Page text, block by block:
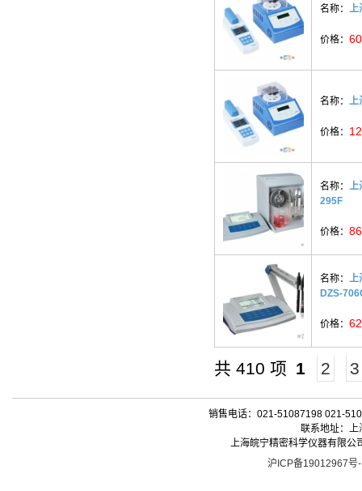
名称： 上
价格：
名称： 上
价格：
名称： 上
295F
价格：
名称： 上
DZS-
价格：
共 410 项 1 2 3
销售电话：021-51087198 021-
联系地址：
上海皖宁精密科学仪器有限
沪ICP备19012967号